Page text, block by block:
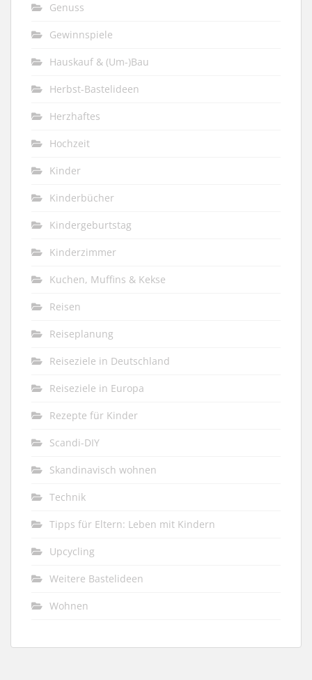
Genuss
Gewinnspiele
Hauskauf & (Um-)Bau
Herbst-Bastelideen
Herzhaftes
Hochzeit
Kinder
Kinderbücher
Kindergeburtstag
Kinderzimmer
Kuchen, Muffins & Kekse
Reisen
Reiseplanung
Reiseziele in Deutschland
Reiseziele in Europa
Rezepte für Kinder
Scandi-DIY
Skandinavisch wohnen
Technik
Tipps für Eltern: Leben mit Kindern
Upcycling
Weitere Bastelideen
Wohnen